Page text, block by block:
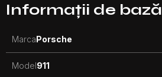
Informații de bază
MarcaPorsche
Model911